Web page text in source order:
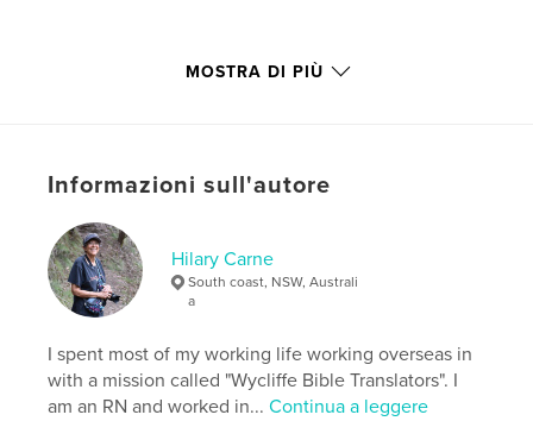
Funzionalità e dettagli
Formato del progetto:Orizzontale standard, 25×20
N° di pagine:
ISBN
Copertina rigida rivestita: 9798210669032
LinguaEnglish
Parole chiave
MOSTRA DI PIÙ
Informazioni sull'autore
Hilary Carne
South coast, NSW, Australi
a
I spent most of my working life working overseas in
with a mission called "Wycliffe Bible Translators". I
am an RN and worked in...Continua a leggere